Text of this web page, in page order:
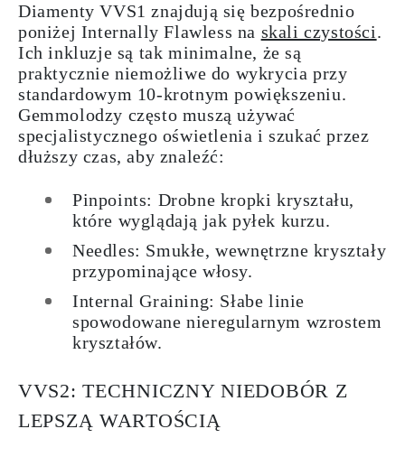
Diamenty VVS1 znajdują się bezpośrednio
poniżej Internally Flawless na skali czystości.
Ich inkluzje są tak minimalne, że są
praktycznie niemożliwe do wykrycia przy
standardowym 10-krotnym powiększeniu.
Gemmolodzy często muszą używać
specjalistycznego oświetlenia i szukać przez
dłuższy czas, aby znaleźć:
Pinpoints: Drobne kropki kryształu,
które wyglądają jak pyłek kurzu.
Needles: Smukłe, wewnętrzne kryształy
przypominające włosy.
Internal Graining: Słabe linie
spowodowane nieregularnym wzrostem
kryształów.
VVS2: TECHNICZNY NIEDOBÓR Z
LEPSZĄ WARTOŚCIĄ